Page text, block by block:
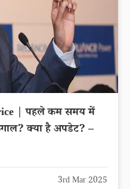
| पहले कम समय में
क्या है अपडेट? –
3rd Mar 2025